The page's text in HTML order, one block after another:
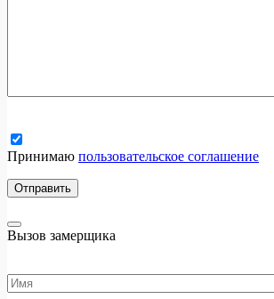
Принимаю пользовательское соглашение
Вызов замерщика